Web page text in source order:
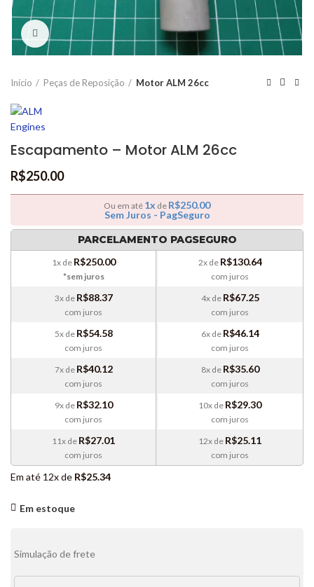
Clique para ampliar
Início Peças de Reposição Motor ALM 26cc
Escapamento – Motor ALM 26cc
R$250.00
Ou em até 1x de R$250.00
Sem Juros - PagSeguro
PARCELAMENTO PAGSEGURO
1x de R$250.00
*sem juros
3x de R$88.37
com juros
5x de R$54.58
com juros
7x de R$40.12
com juros
9x de R$32.10
com juros
11x de R$27.01
com juros
2x de R$130.64
com juros
4x de R$67.25
com juros
6x de R$46.14
com juros
8x de R$35.60
com juros
10x de R$29.30
com juros
12x de R$25.11
com juros
Em até 12x de R$25.34
Em estoque
Simulação de frete